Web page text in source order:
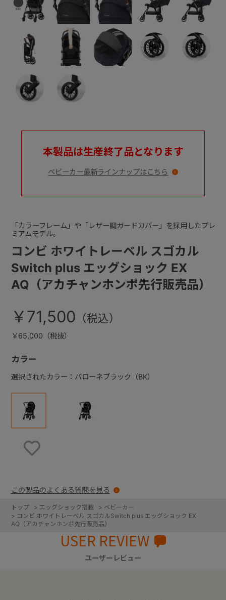
コンビ ホワイトレーベル スゴカル
Switch plus エッグショック EX
AQ（アカチャンホンポ先行販売品）
「カラーフレーム」や「レザー調ガードカバー」を採用したプレ
ミアムモデル。
￥71,500
￥65,000（税抜）
カラー
選択されたカラー：バローネブラック（BK）
この製品のよくある質問を見る
本製品は生産終了品となります
ベビーカー最新ラインナップはこちら
トップ > エッグショック搭載 > ベビーカー
> コンビ ホワイトレーベル スゴカルSwitch plus エッグショック EX
AQ（アカチャンホンポ先行販売品）
USER REVIEW
ユーザーレビュー